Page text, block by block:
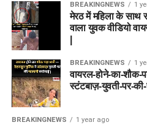
BREAKINGNEWS 1
मेरठ में महिला के
वाला युवक वीडियो
BREAKINGNEWS 1
वायरल-होने-का-शौक-
स्टंटबाज़-युवती-पर-की-
BREAKINGNEWS 1 year ago